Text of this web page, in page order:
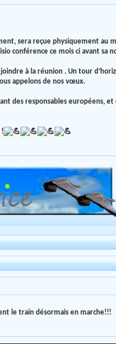
sera reçue physiquement
conférence ce mois ci avant sa
à la réunion . Un tour
appelons de nos vœux.
des responsables
le train désormais en marche!!!